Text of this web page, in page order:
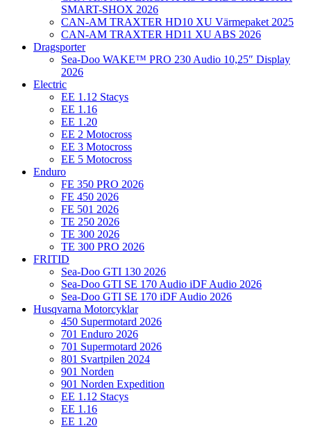
SMART-SHOX 2026
CAN-AM TRAXTER HD10 XU Värmepaket 2025
CAN-AM TRAXTER HD11 XU ABS 2026
Dragsporter
Sea-Doo WAKE™ PRO 230 Audio 10,25″ Display
2026
Electric
EE 1.12 Stacys
EE 1.16
EE 1.20
EE 2 Motocross
EE 3 Motocross
EE 5 Motocross
Enduro
FE 350 PRO 2026
FE 450 2026
FE 501 2026
TE 250 2026
TE 300 2026
TE 300 PRO 2026
FRITID
Sea-Doo GTI 130 2026
Sea-Doo GTI SE 170 Audio iDF Audio 2026
Sea-Doo GTI SE 170 iDF Audio 2026
Husqvarna Motorcyklar
450 Supermotard 2026
701 Enduro 2026
701 Supermotard 2026
801 Svartpilen 2024
901 Norden
901 Norden Expedition
EE 1.12 Stacys
EE 1.16
EE 1.20